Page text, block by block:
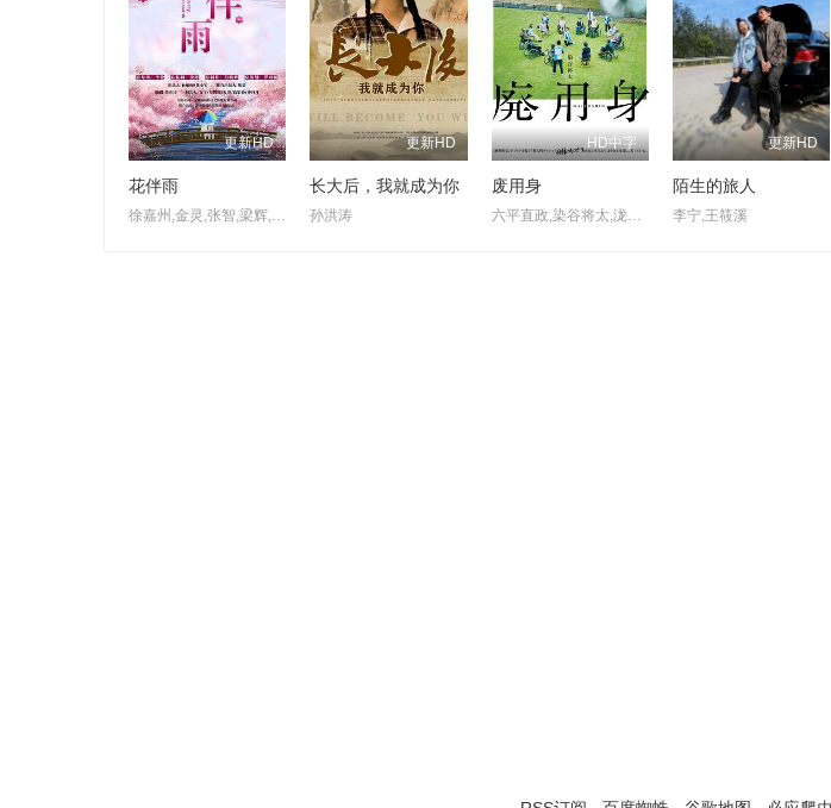
更新HD
花伴雨
徐嘉州,金灵,张智,梁辉,方恩佐,陈柏润
更新HD
长大后，我就成为你
孙洪涛
HD中字
废用身
六平直政,染谷将太,泷内公美,北村有起哉,吉冈睦雄,中村映里子,广末哲万,中井友望
更新HD
陌生的旅人
李宁,王筱溪